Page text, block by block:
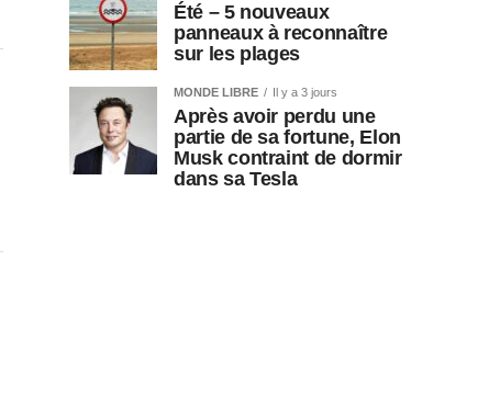
Été – 5 nouveaux
panneaux à reconnaître
sur les plages
MONDE LIBRE Il y a 3 jours
Après avoir perdu une
partie de sa fortune, Elon
Musk contraint de dormir
dans sa Tesla